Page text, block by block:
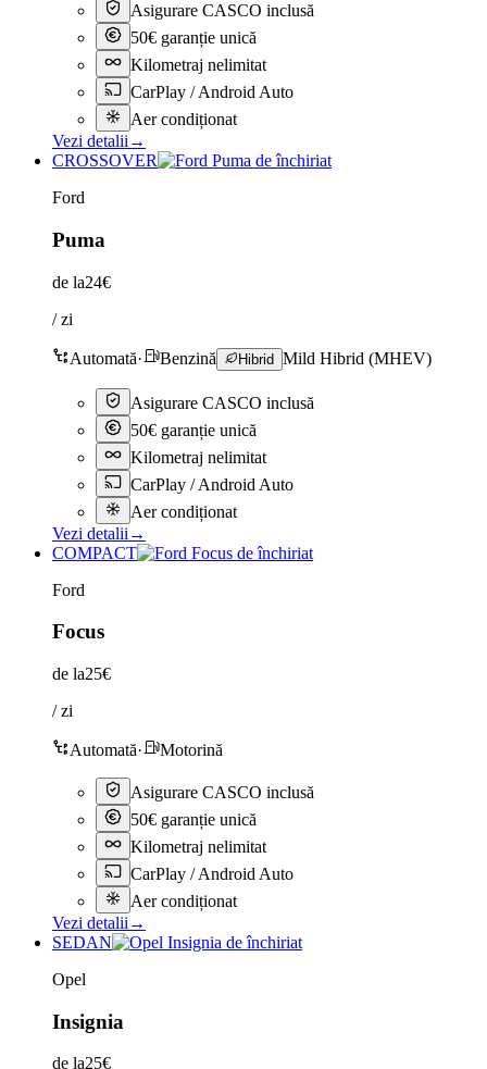
Asigurare CASCO inclusă
50€ garanție unică
Kilometraj nelimitat
CarPlay / Android Auto
Aer condiționat
Vezi detalii →
CROSSOVER
Ford
Puma
de la24€
/ zi
Automată· Benzină Hibrid Mild Hibrid (MHEV)
Asigurare CASCO inclusă
50€ garanție unică
Kilometraj nelimitat
CarPlay / Android Auto
Aer condiționat
Vezi detalii →
COMPACT
Ford
Focus
de la25€
/ zi
Automată· Motorină
Asigurare CASCO inclusă
50€ garanție unică
Kilometraj nelimitat
CarPlay / Android Auto
Aer condiționat
Vezi detalii →
SEDAN
Opel
Insignia
de la25€